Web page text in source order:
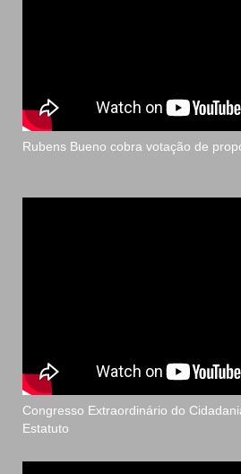
Rubens Bueno cobra votação de
Congresso Extraordinário do
Estatuto